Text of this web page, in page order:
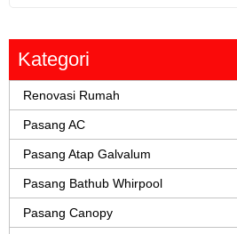
Kategori
Renovasi Rumah
Pasang AC
Pasang Atap Galvalum
Pasang Bathub Whirpool
Pasang Canopy